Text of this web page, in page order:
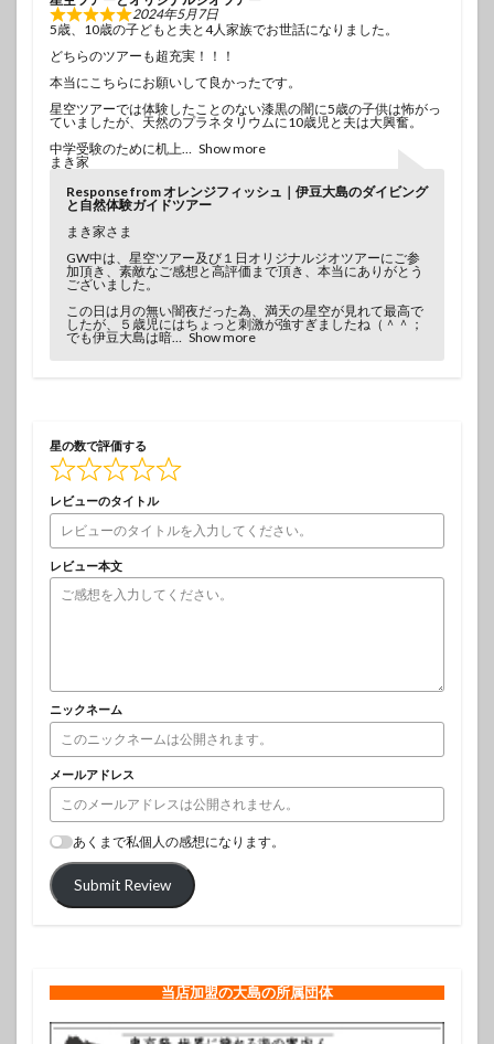
2024年5月7日
5歳、10歳の子どもと夫と4人家族でお世話になりました。
どちらのツアーも超充実！！！
本当にこちらにお願いして良かったです。
星空ツアーでは体験したことのない漆黒の闇に5歳の子供は怖がっ
ていましたが、天然のプラネタリウムに10歳児と夫は大興奮。
中学受験のために机上
Show more
まき家
Response from オレンジフィッシュ｜伊豆大島のダイビング
と自然体験ガイドツアー
まき家さま
GW中は、星空ツアー及び１日オリジナルジオツアーにご参
加頂き、素敵なご感想と高評価まで頂き、本当にありがとう
ございました。
この日は月の無い闇夜だった為、満天の星空が見れて最高で
したが、５歳児にはちょっと刺激が強すぎましたね（＾＾；
でも伊豆大島は暗
Show more
星の数で評価する
レビューのタイトル
レビュー本文
ニックネーム
メールアドレス
あくまで私個人の感想になります。
Submit Review
当店加盟の大島の所属団体